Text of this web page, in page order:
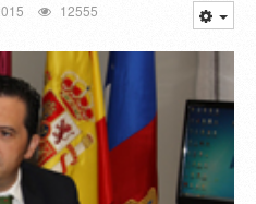
12555